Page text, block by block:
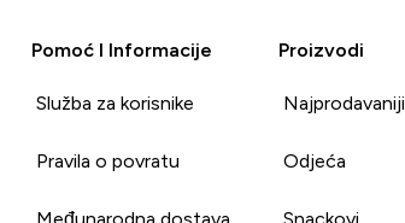
Pomoć I Informacije
Služba za korisnike
Pravila o povratu
Međunarodna dostava
Proizvodi
Najprodavaniji
Odjeća
Snackovi